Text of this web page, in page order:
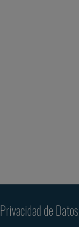
Privacidad de Datos